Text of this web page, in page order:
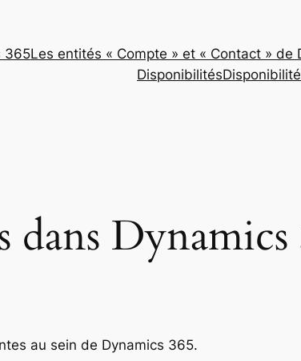
365Les entités « Compte » et « Contact » de
Disponibilités
dans Dynamics
au sein de Dynamics 365.